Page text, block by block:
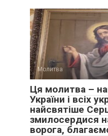
Молитва
Ця молитва –
України і всіх
найсвятіше
змилосердися
ворога,